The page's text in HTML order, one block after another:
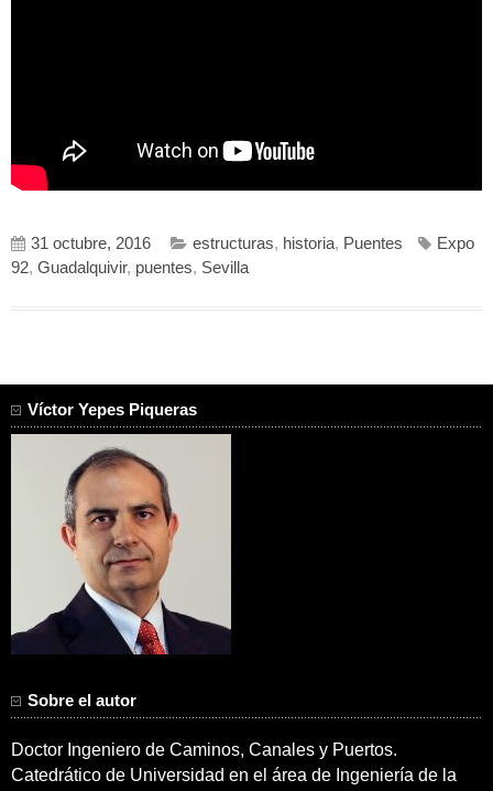
31 octubre, 2016 estructuras, historia, Puentes
Expo
92, Guadalquivir, puentes, Sevilla
Víctor Yepes Piqueras
Sobre el autor
Doctor Ingeniero de Caminos, Canales y Puertos.
Catedrático de Universidad en el área de Ingeniería de la